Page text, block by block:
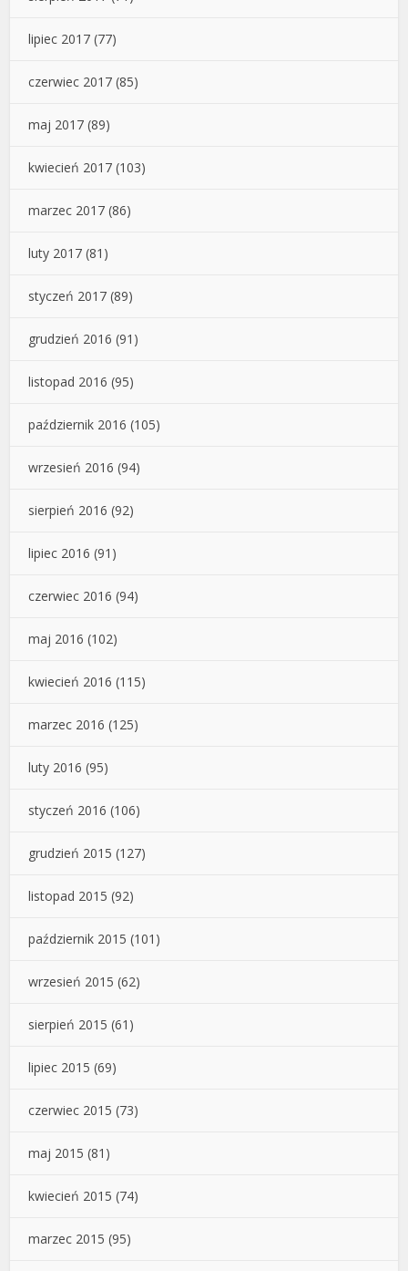
lipiec 2017 (77)
czerwiec 2017 (85)
maj 2017 (89)
kwiecień 2017 (103)
marzec 2017 (86)
luty 2017 (81)
styczeń 2017 (89)
grudzień 2016 (91)
listopad 2016 (95)
październik 2016 (105)
wrzesień 2016 (94)
sierpień 2016 (92)
lipiec 2016 (91)
czerwiec 2016 (94)
maj 2016 (102)
kwiecień 2016 (115)
marzec 2016 (125)
luty 2016 (95)
styczeń 2016 (106)
grudzień 2015 (127)
listopad 2015 (92)
październik 2015 (101)
wrzesień 2015 (62)
sierpień 2015 (61)
lipiec 2015 (69)
czerwiec 2015 (73)
maj 2015 (81)
kwiecień 2015 (74)
marzec 2015 (95)